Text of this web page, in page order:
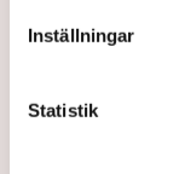
Inställningar
Statistik
Neovas maskiner